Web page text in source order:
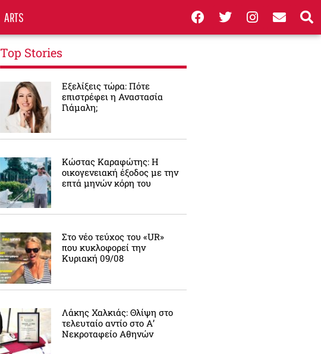
ARTS
Top Stories
Εξελίξεις τώρα: Πότε
επιστρέφει η Αναστασία
Γιάμαλη;
Κώστας Καραφώτης: Η
οικογενειακή έξοδος με την
επτά μηνών κόρη του
Στο νέο τεύχος του «UR»
που κυκλοφορεί την
Κυριακή 09/08
Λάκης Χαλκιάς: Θλίψη στο
τελευταίο αντίο στο Α’
Νεκροταφείο Αθηνών